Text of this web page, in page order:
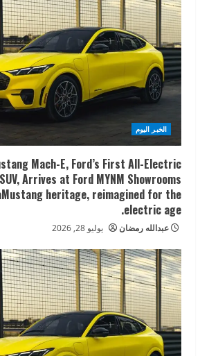
الخبر اليوم
Mach-E, Ford’s First All-Electric
Arrives at Ford MYNM Showrooms
heritage, reimagined for the
electric age.
عبدالله رمضان يوليو 28, 2026